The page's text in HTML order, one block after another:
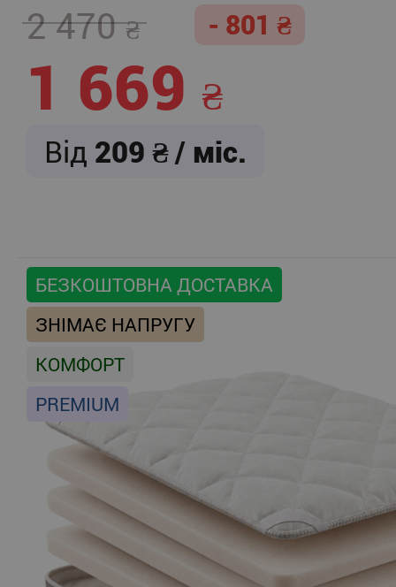
2 470 - 801
1 669
Від 209 / міс.
БЕЗКОШТОВНА ДОСТАВКА
ЗНІМАЄ НАПРУГУ
КОМФОРТ
PREMIUM